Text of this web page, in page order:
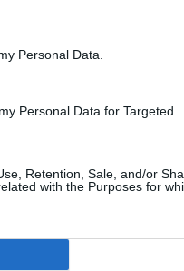
Personal Data.
Personal Data for Targeted
Retention, Sale, and/or
with the Purposes for
sekund. Bronzovou
a během cyklistické
své vedení udržela až do